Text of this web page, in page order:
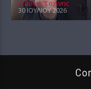
Γιώργος Σαχίνης
30 ΙΟΥΛΊΟΥ 2026